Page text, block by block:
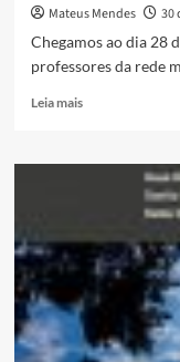
Duque
Caxias
–
Mateus Mendes 30
Chegamos ao dia 28
professores da rede
Leia maisRead
Professores
Caxias
pagam
a
conta
do
golpe